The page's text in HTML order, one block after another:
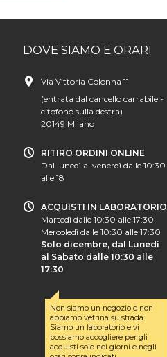
DOVE SIAMO E ORARI
Via Vittoria Colonna 11
(entrata dal cancello carrabile -
citofono sulla destra)
20149 Milano
RITIRO ORDINI ONLINE
Dal lunedì al venerdì dalle 10:30
alle 18
ACQUISTI IN LABORATORIO
Martedì dalle 10:30 alle 17:30
Mercoledì dalle 10:30 alle 17:30
Solo dicembre, dal Lunedì
al Sabato dalle 10:30 alle
17:30
Non siamo un negozio e non
abbiamo vetrina su strada.
Siamo un laboratorio e vi
possiamo accogliere per gli
acquisti solo nei giorni e negli